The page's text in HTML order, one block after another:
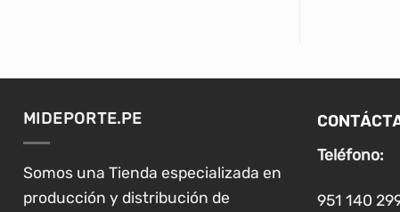
MIDEPORTE.PE
Somos una Tienda especializada en
producción y distribución de
Teléfono:
951 140